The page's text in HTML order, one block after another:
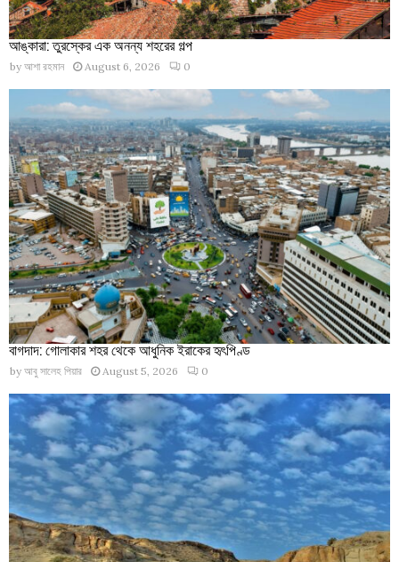
আঙ্কারা: তুরস্কের এক অনন্য শহরের গল্প
by আশা রহমান August 6, 2026 0
বাগদাদ: গোলাকার শহর থেকে আধুনিক ইরাকের হৃৎপিণ্ড
by আবু সালেহ পিয়ার August 5, 2026 0